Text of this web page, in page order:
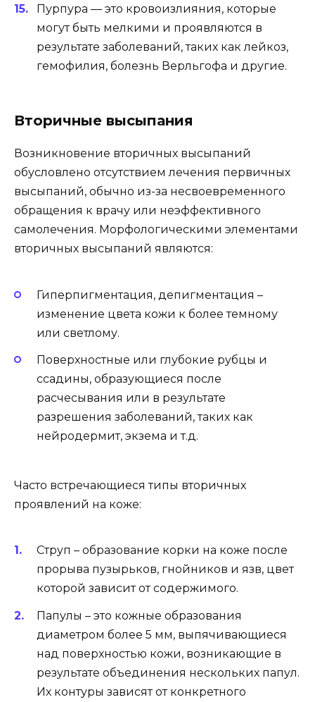
Пурпура — это кровоизлияния, которые
могут быть мелкими и проявляются в
результате заболеваний, таких как лейкоз,
гемофилия, болезнь Верльгофа и другие.
Вторичные высыпания
Возникновение вторичных высыпаний
обусловлено отсутствием лечения первичных
высыпаний, обычно из-за несвоевременного
обращения к врачу или неэффективного
самолечения. Морфологическими элементами
вторичных высыпаний являются:
Гиперпигментация, депигментация –
изменение цвета кожи к более темному
или светлому.
Поверхностные или глубокие рубцы и
ссадины, образующиеся после
расчесывания или в результате
разрешения заболеваний, таких как
нейродермит, экзема и т.д.
Часто встречающиеся типы вторичных
проявлений на коже:
Струп – образование корки на коже после
прорыва пузырьков, гнойников и язв, цвет
которой зависит от содержимого.
Папулы – это кожные образования
диаметром более 5 мм, выпячивающиеся
над поверхностью кожи, возникающие в
результате объединения нескольких папул.
Их контуры зависят от конкретного